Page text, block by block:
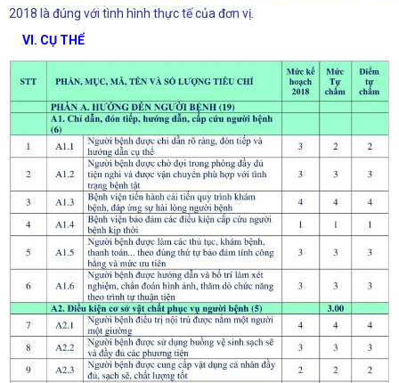
2018 là đúng với tình hình thực tế của đơn vị.
VI. CỤ THỂ